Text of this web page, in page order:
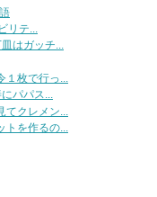
リテ...
はガッチ...
１枚で行っ...
パパス...
クレメン...
トを作るの...